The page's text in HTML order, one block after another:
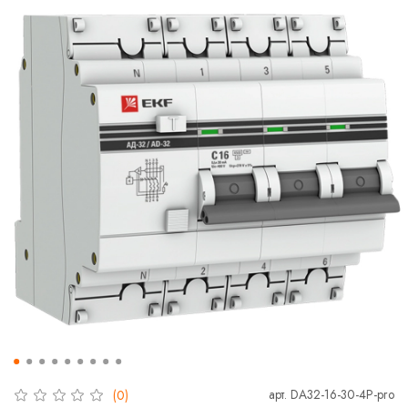
(0) арт. DA32-16-30-4P-pro